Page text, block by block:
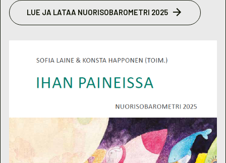
LUE JA LATAA NUORISOBAROMETRI 2025